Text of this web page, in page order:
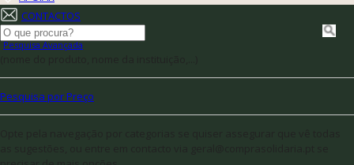
CONTACTOS
Pesquisa Avançada
Pesquisa por Preço